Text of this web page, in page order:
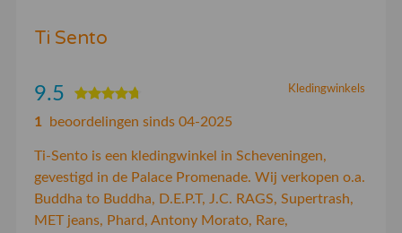
Ti Sento
Kledingwinkels
9.5
1 beoordelingen sinds 04-2025
Ti-Sento is een kledingwinkel in Scheveningen,
gevestigd in de Palace Promenade. Wij verkopen o.a.
Buddha to Buddha, D.E.P.T, J.C. RAGS, Supertrash,
MET jeans, Phard, Antony Morato, Rare,